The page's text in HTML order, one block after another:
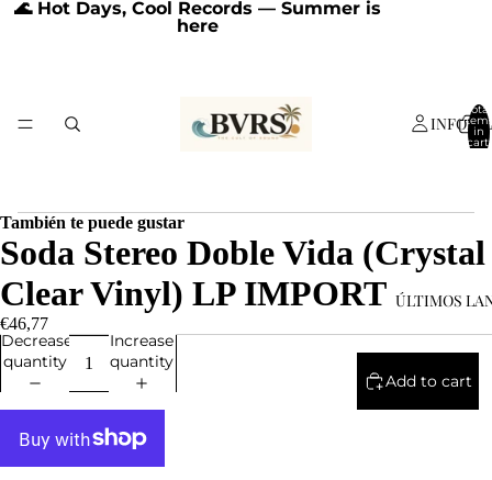
🌊 Hot Days, Cool Records — Summer is
here
ÚLTIMOS
Total
in
cart:
0
También te puede gustar
Soda Stereo Doble Vida (Crystal
Clear Vinyl) LP IMPORT
€46,77
Decrease
quantity
Increase
quantity
Add to cart